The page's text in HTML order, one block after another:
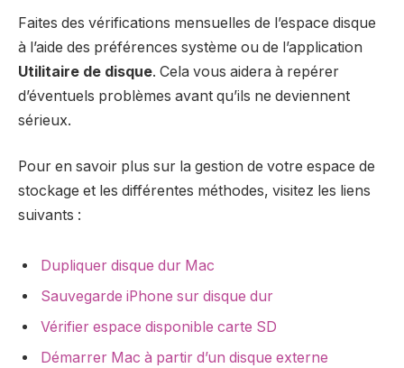
Faites des vérifications mensuelles de l’espace disque
à l’aide des préférences système ou de l’application
Utilitaire de disque. Cela vous aidera à repérer
d’éventuels problèmes avant qu’ils ne deviennent
sérieux.
Pour en savoir plus sur la gestion de votre espace de
stockage et les différentes méthodes, visitez les liens
suivants :
Dupliquer disque dur Mac
Sauvegarde iPhone sur disque dur
Vérifier espace disponible carte SD
Démarrer Mac à partir d’un disque externe